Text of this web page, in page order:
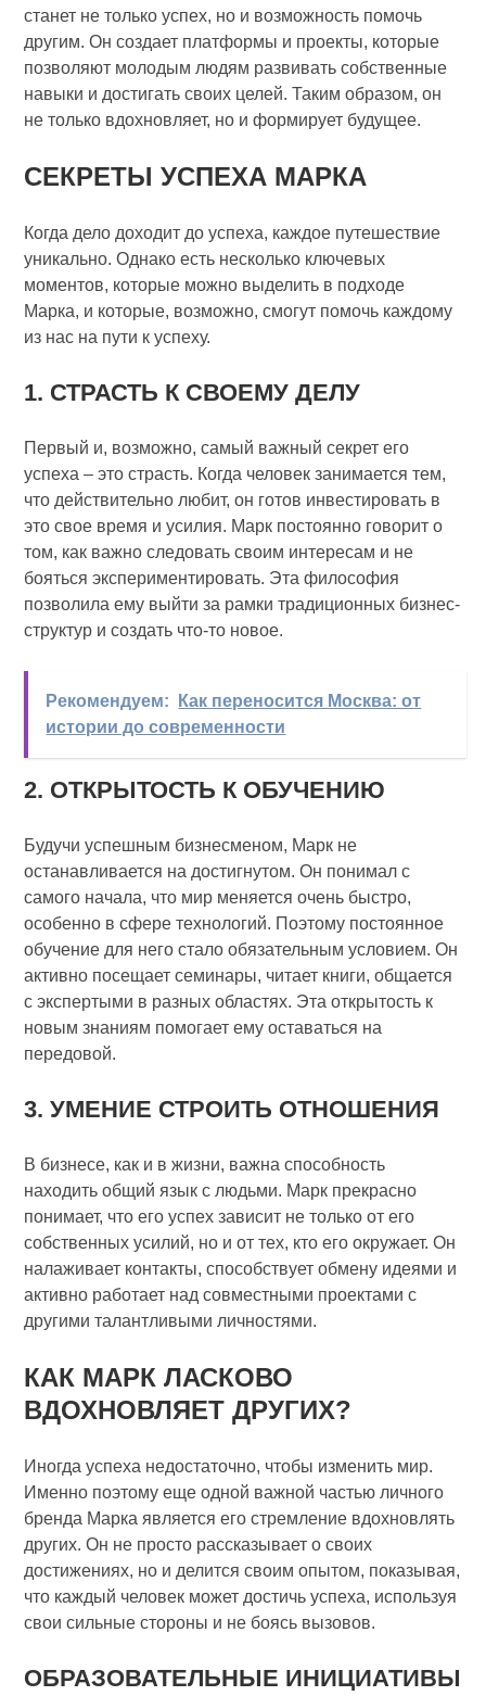
станет не только успех, но и возможность помочь
другим. Он создает платформы и проекты, которые
позволяют молодым людям развивать собственные
навыки и достигать своих целей. Таким образом, он
не только вдохновляет, но и формирует будущее.
СЕКРЕТЫ УСПЕХА МАРКА
Когда дело доходит до успеха, каждое путешествие
уникально. Однако есть несколько ключевых
моментов, которые можно выделить в подходе
Марка, и которые, возможно, смогут помочь каждому
из нас на пути к успеху.
1. СТРАСТЬ К СВОЕМУ ДЕЛУ
Первый и, возможно, самый важный секрет его
успеха – это страсть. Когда человек занимается тем,
что действительно любит, он готов инвестировать в
это свое время и усилия. Марк постоянно говорит о
том, как важно следовать своим интересам и не
бояться экспериментировать. Эта философия
позволила ему выйти за рамки традиционных бизнес-
структур и создать что-то новое.
Рекомендуем:
Как переносится Москва: от
истории до современности
2. ОТКРЫТОСТЬ К ОБУЧЕНИЮ
Будучи успешным бизнесменом, Марк не
останавливается на достигнутом. Он понимал с
самого начала, что мир меняется очень быстро,
особенно в сфере технологий. Поэтому постоянное
обучение для него стало обязательным условием. Он
активно посещает семинары, читает книги, общается
с экспертыми в разных областях. Эта открытость к
новым знаниям помогает ему оставаться на
передовой.
3. УМЕНИЕ СТРОИТЬ ОТНОШЕНИЯ
В бизнесе, как и в жизни, важна способность
находить общий язык с людьми. Марк прекрасно
понимает, что его успех зависит не только от его
собственных усилий, но и от тех, кто его окружает. Он
налаживает контакты, способствует обмену идеями и
активно работает над совместными проектами с
другими талантливыми личностями.
КАК МАРК ЛАСКОВО
ВДОХНОВЛЯЕТ ДРУГИХ?
Иногда успеха недостаточно, чтобы изменить мир.
Именно поэтому еще одной важной частью личного
бренда Марка является его стремление вдохновлять
других. Он не просто рассказывает о своих
достижениях, но и делится своим опытом, показывая,
что каждый человек может достичь успеха, используя
свои сильные стороны и не боясь вызовов.
ОБРАЗОВАТЕЛЬНЫЕ ИНИЦИАТИВЫ